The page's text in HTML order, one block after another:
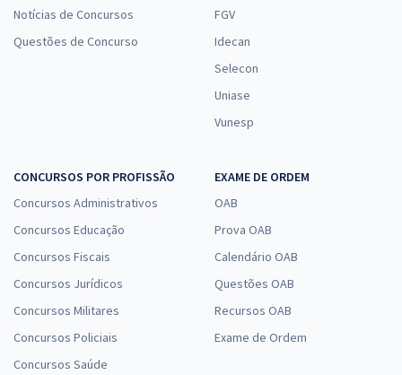
Notícias de Concursos
Questões de Concurso
FGV
Idecan
Selecon
Uniase
Vunesp
CONCURSOS POR PROFISSÃO
Concursos Administrativos
Concursos Educação
Concursos Fiscais
Concursos Jurídicos
Concursos Militares
Concursos Policiais
Concursos Saúde
EXAME DE ORDEM
OAB
Prova OAB
Calendário OAB
Questões OAB
Recursos OAB
Exame de Ordem